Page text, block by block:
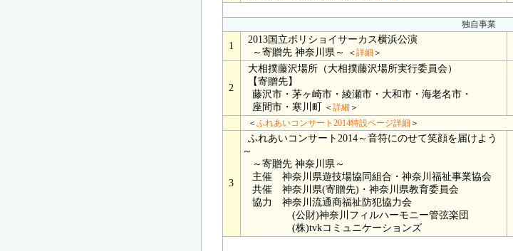
独自事業
1
2013国立ボリショイサーカス横浜公演
～寄贈先 神奈川県～
＜ 詳細 ＞
2
大相撲藤沢場所（大相撲藤沢場所実行委員会）
【寄贈先】
藤沢市・茅ヶ崎市・綾瀬市・大和市・海老名市・
座間市・寒川町
＜ 詳細 ＞
＜ ふれあいコンサート2014特設ページ詳細 ＞
3
ふれあいコンサート2014～音符にのせて笑顔を届けよう
～
～寄贈先 神奈川県～
主催 神奈川県遊技場協同組合・神奈川福祉事業協会
共催 神奈川県(寄贈先)・神奈川県教育委員会
協力 神奈川流通商福祉防犯協力会
(公財)神奈川フィルハーモニー管弦楽団
(株)tvkコミュニケーションズ